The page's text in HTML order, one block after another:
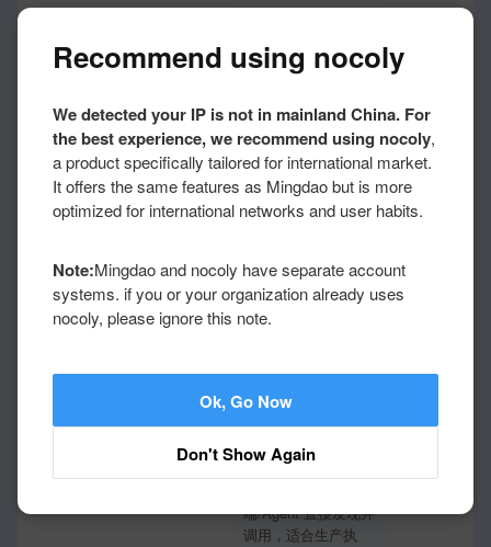
支持，私有部署文档
明确提供 Docker
Kubernetes 等部署
体系。
独享版支持私有化，
部署于阿里云/华为
务器
AI Agent 能
Support
支持，工作流 AI
询/新增/更新/汇总记
录、发送通知/邮
件、调用封装业务流
✕ Not supported
无AI Agent/工具调用
支持
✓ Support
支持，HAP MCP 可
将应用接口暴露为可
执行工具，供
端/Agent 直接发现并
调用，适合生产执
目前未检索到简道云
Recommend using nocoly
We detected your IP is not in mainland China. For
the best experience, we recommend using nocoly,
a product specifically tailored for international market.
It offers the same features as Mingdao but is more
optimized for international networks and user habits.
Note:Mingdao and nocoly have separate account
systems. if you or your organization already uses
nocoly, please ignore this note.
Don't Show Again
Ok, Go Now